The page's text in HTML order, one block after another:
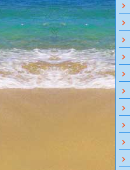
keyboard_arrow_right
keyboard_arrow_right
keyboard_arrow_right
keyboard_arrow_right
keyboard_arrow_right
keyboard_arrow_right
keyboard_arrow_right
keyboard_arrow_right
keyboard_arrow_right
keyboard_arrow_right